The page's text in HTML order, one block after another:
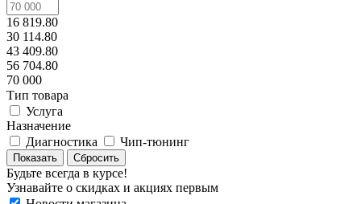
16 819.80
30 114.80
43 409.80
56 704.80
70 000
Тип товара
Услуга
Назначение
Диагностика
Чип-тюнинг
Сбросить
Будьте всегда в курсе!
Узнавайте о скидках и акциях первым